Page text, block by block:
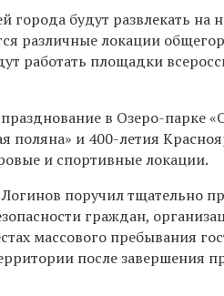
города будут развлекать на
различные локации
работать площадки
в Озеро-парке
поляна» и 400-летия
и спортивные локации.
поручил тщательно
граждан,
массового пребывания
после завершения